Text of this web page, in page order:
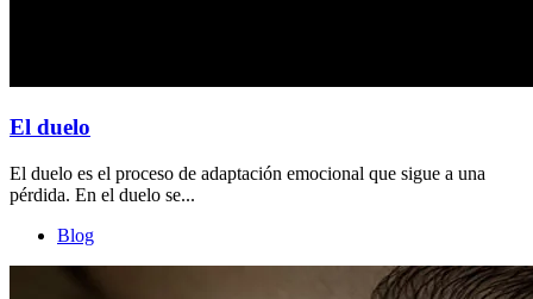
El duelo
El duelo es el proceso de adaptación emocional que sigue a una
pérdida. En el duelo se...
Blog